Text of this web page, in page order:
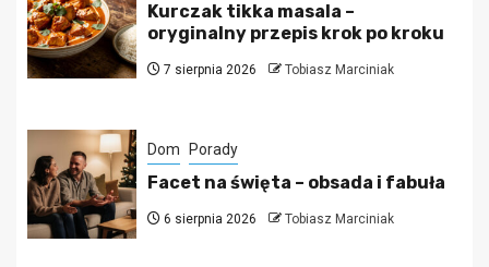
Kurczak tikka masala –
oryginalny przepis krok po kroku
7 sierpnia 2026 Tobiasz Marciniak
Dom Porady
Facet na święta – obsada i fabuła
6 sierpnia 2026 Tobiasz Marciniak